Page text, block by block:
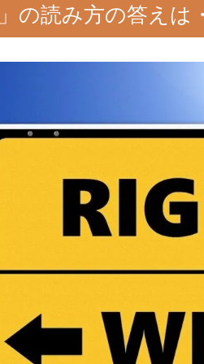
」の読み方の答えは